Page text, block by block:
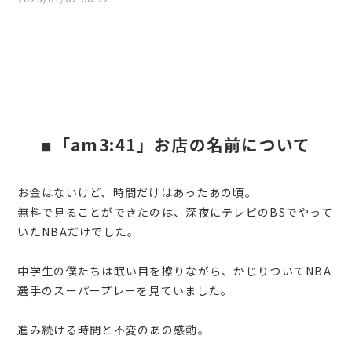
■ 「am3:41」お店の名前について
お金はないけど、時間だけはあったあの頃。
無料で見ることができたのは、深夜にテレビのBSでやって
いたNBAだけでした。
中学生の僕たちは眠い目を擦りながら、かじりついてNBA
選手のスーパープレーを見ていました。
進み続ける時間と不変のあの感動。